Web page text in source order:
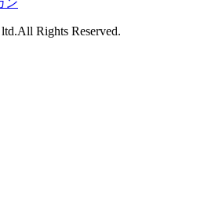
Rights Reserved.